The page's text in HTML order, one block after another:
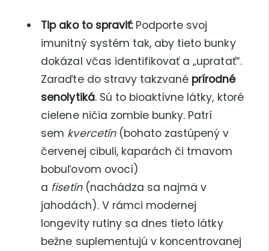
Tip ako to spraviť:Podporte svoj
imunitný systém tak, aby tieto bunky
dokázal včas identifikovať a „upratať“.
Zaraďte do stravy takzvané prírodné
senolytiká. Sú to bioaktívne látky, ktoré
cielene ničia zombie bunky. Patrí
sem kvercetín(bohato zastúpený v
červenej cibuli, kaparách či tmavom
bobuľovom ovocí)
a fisetín(nachádza sa najmä v
jahodách). V rámci modernej
longevity rutiny sa dnes tieto látky
bežne suplementujú v koncentrovanej